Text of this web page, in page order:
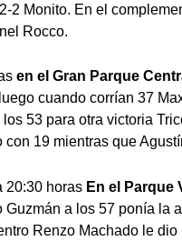
2 Monito. En el
Rocco.
en el Gran Parque
cuando corrían 37
53 para otra victoria
con 19 mientras que
20:30 horas En el Parque
Guzmán a los 57 ponía la
Renzo Machado le